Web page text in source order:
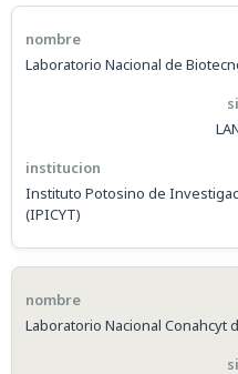
Laboratorio Nacional de
Instituto Potosino de
(IPICYT)
Laboratorio Nacional Conahcyt